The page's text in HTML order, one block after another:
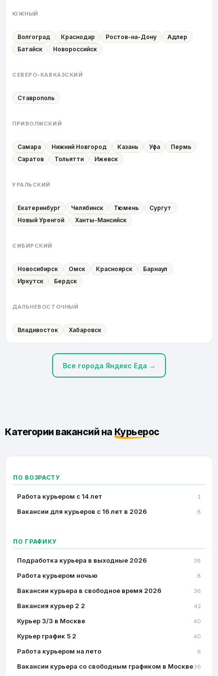
ЮЖНЫЙ
Волгоград Краснодар Ростов-на-Дону
Адлер
Батайск
Новороссийск
СЕВЕРО-КАВКАЗСКИЙ
Ставрополь
ПРИВОЛЖСКИЙ
Самара Нижний Новгород Казань Уфа
Пермь
Саратов
Тольятти Ижевск
УРАЛЬСКИЙ
Екатеринбург Челябинск Тюмень
Сургут
Новый Уренгой
Ханты-Мансийск
СИБИРСКИЙ
Новосибирск Омск Красноярск
Барнаул
Иркутск
Бердск
ДАЛЬНЕВОСТОЧНЫЙ
Владивосток Хабаровск
Все города Яндекс Еда →
Категории вакансий на Курьерос
ПО ВОЗРАСТУ
Работа курьером с 14 лет 1
Вакансии для курьеров с 16 лет в 2026 8
ПО ГРАФИКУ
Подработка курьера в выходные 2026 38
Работа курьером ночью 8
Вакансии курьера в свободное время 2026 36
Вакансия курьер 2 2 42
Курьер 3/3 в Москве 40
Курьер график 5 2 40
Работа курьером на лето 6
Вакансии курьера со свободным графиком в Москве36